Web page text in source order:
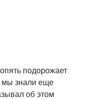
подорожает
мы знали еще
об этом